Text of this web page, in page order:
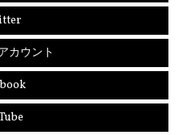
カウント